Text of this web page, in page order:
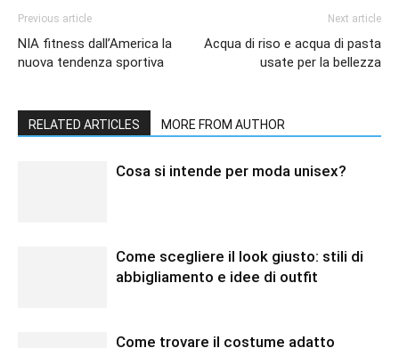
Previous article
NIA fitness dall’America la
nuova tendenza sportiva
Next article
Acqua di riso e acqua di pasta
usate per la bellezza
RELATED ARTICLES MORE FROM AUTHOR
Cosa si intende per moda unisex?
Come scegliere il look giusto: stili di
abbigliamento e idee di outfit
Come trovare il costume adatto